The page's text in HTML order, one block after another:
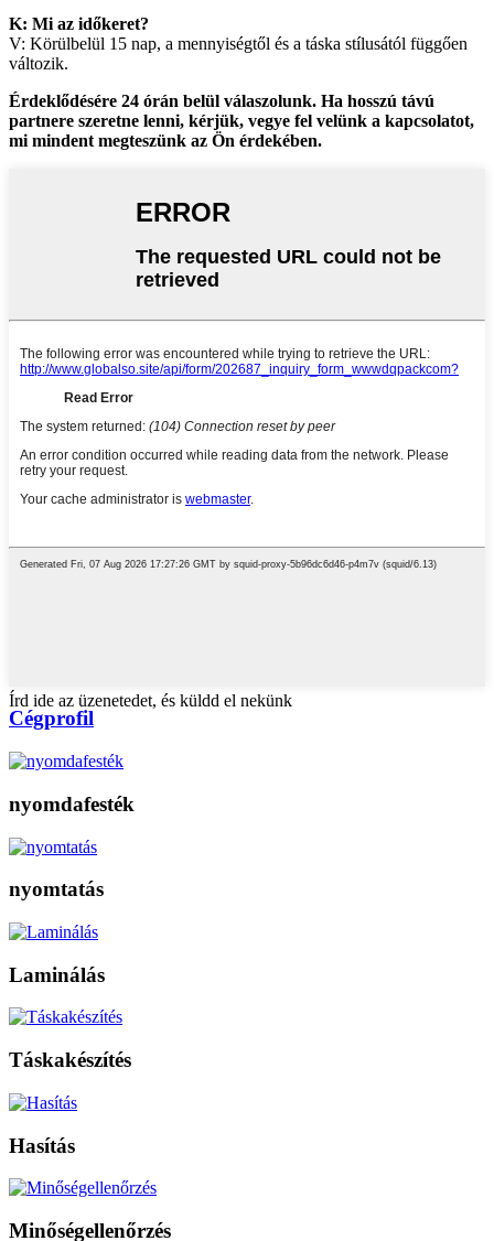
K: Mi az időkeret?
V: Körülbelül 15 nap, a mennyiségtől és a táska stílusától függően
változik.
Érdeklődésére 24 órán belül válaszolunk. Ha hosszú távú
partnere szeretne lenni, kérjük, vegye fel velünk a kapcsolatot,
mi mindent megteszünk az Ön érdekében.
Írd ide az üzenetedet, és küldd el nekünk
Cégprofil
nyomdafesték
nyomtatás
Laminálás
Táskakészítés
Hasítás
Minőségellenőrzés